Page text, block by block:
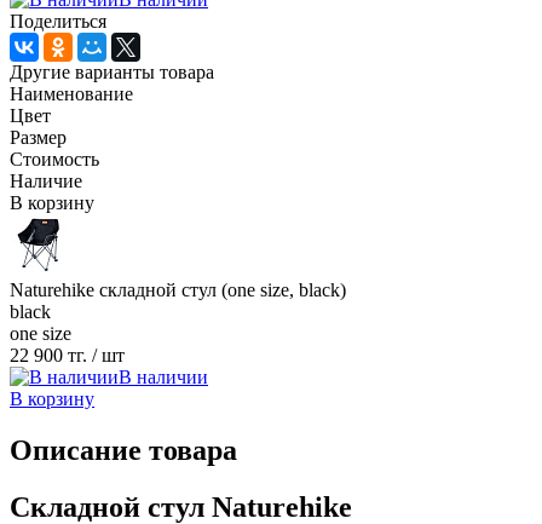
Поделиться
Другие варианты товара
Наименование
Цвет
Размер
Стоимость
Наличие
В корзину
Naturehike складной стул (one size, black)
black
one size
22 900 тг. / шт
В наличии
В корзину
Описание товара
Складной стул Naturehike